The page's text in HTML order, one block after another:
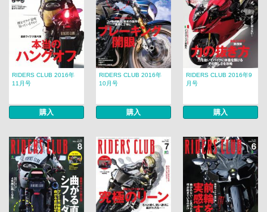
RIDERS CLUB 2016年
11月号
購入
RIDERS CLUB 2016年
10月号
購入
RIDERS CLUB 2016年9
月号
購入